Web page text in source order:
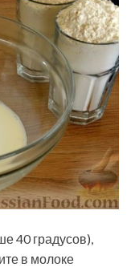
40 градусов),
в молоке